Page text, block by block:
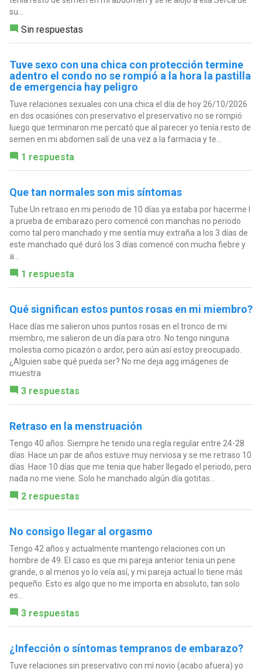
su...
Sin respuestas
Tuve sexo con una chica con protección termine
adentro el condo no se rompió a la hora la pastilla
de emergencia hay peligro
Tuve relaciones sexuales con una chica el día de hoy 26/10/2026
en dos ocasiónes con preservativo el preservativo no se rompió
luego que terminaron me percató que al parecer yo tenía resto de
semen en mi abdomen salí de una vez a la farmacia y te...
1 respuesta
Que tan normales son mis síntomas
Tube Un retraso en mi periodo de 10 días ya estaba por hacerme I
a prueba de embarazo pero comencé con manchas no periodo
como tal pero manchado y me sentía muy extraña a los 3 días de
este manchado qué duró los 3 días comencé con mucha fiebre y
a...
1 respuesta
Qué significan estos puntos rosas en mi miembro?
Hace días me salieron unos puntos rosas en el tronco de mi
miembro, me salieron de un día para otro. No tengo ninguna
molestia como picazón o ardor, pero aún así estoy preocupado.
¿Alguien sabe qué pueda ser? No me deja agg imágenes de
muestra
3 respuestas
Retraso en la menstruación
Tengo 40 años. Siempre he tenido una regla regular entre 24-28
días. Hace un par de años estuve muy nerviosa y se me retraso 10
días. Hace 10 días que me tenia que haber llegado el periodo, pero
nada no me viene. Solo he manchado algún día gotitas...
2 respuestas
No consigo llegar al orgasmo
Tengo 42 años y actualmente mantengo relaciones con un
hombre de 49. El caso es que mi pareja anterior tenia un pene
grande, o al menos yo lo veía así, y mi pareja actual lo tiene más
pequeño. Esto es algo que no me importa en absoluto, tan solo
es...
3 respuestas
¿Infección o síntomas tempranos de embarazo?
Tuve relaciones sin preservativo con mí novio (acabo afuera) yo